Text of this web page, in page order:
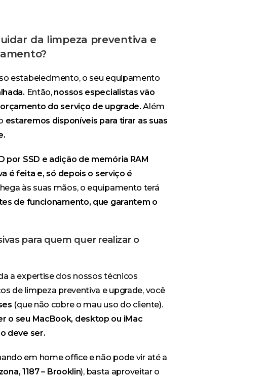
da limpeza preventiva e
estabelecimento, o seu equipamento
Então, nossos especialistas vão
do serviço de upgrade.Além
estaremos disponíveis para tirar as suas
por SSD e adição de memória RAM
é feita e, só depois o serviço é
às suas mãos, o equipamento terá
de funcionamento, que garantem o
para quem quer realizar o
a expertise dos nossos técnicos
de limpeza preventiva e upgrade, você
(que não cobre o mau uso do cliente).
o seu MacBook, desktop ou iMac
deve ser.
em home office e não pode vir até a
1187 – Brooklin), basta aproveitar o